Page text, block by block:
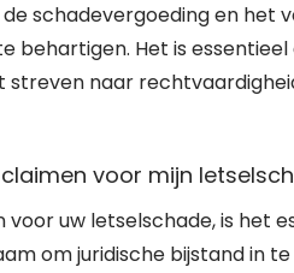
schadevergoeding en het
behartigen. Het is
streven naar
voor mijn
uw letselschade, is het
om juridische bijstand in